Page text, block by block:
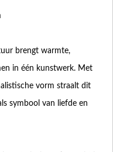
brengt warmte,
in één kunstwerk. Met
vorm straalt dit
symbool van liefde en